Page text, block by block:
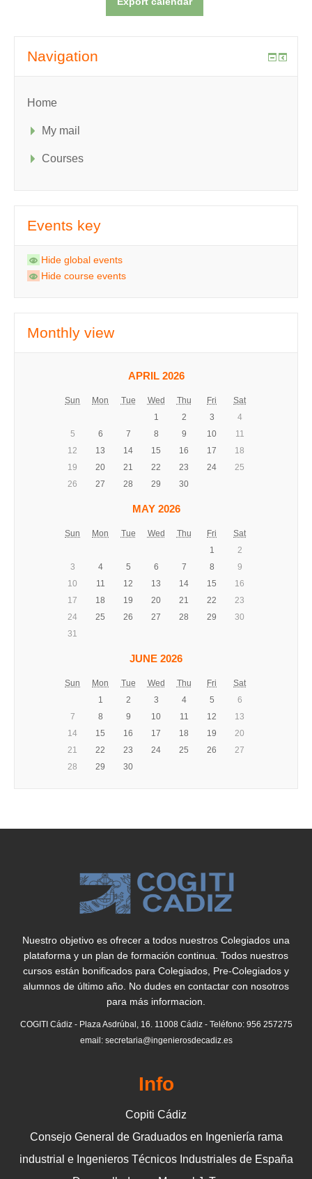
Navigation
Home
My mail
Courses
Events key
Hide global events
Hide course events
Monthly view
APRIL 2026
Sun Mon Tue Wed Thu Fri
Sat
1
2 3
4
5
6 7 8 9 10
11
12
13 14 15 16 17
18
19
20 21 22 23 24
25
26
27 28 29 30
MAY 2026
Sun Mon Tue Wed Thu Fri
Sat
1
2
3
4 5 6 7 8
9
10
11 12 13 14 15
16
17
18 19 20 21 22
23
24
25 26 27 28 29
30
31
JUNE 2026
Sun Mon Tue Wed Thu Fri
Sat
1
2 3 4 5
6
7
8 9 10 11 12
13
14
15 16 17 18 19
20
21
22 23 24 25 26
27
28
29 30
Nuestro objetivo es ofrecer a todos nuestros Colegiados una
plataforma y un plan de formación continua. Todos nuestros
cursos están bonificados para Colegiados, Pre-Colegiados y
alumnos de último año. No dudes en contactar con nosotros
para más informacion.
COGITI Cádiz - Plaza Asdrúbal, 16. 11008 Cádiz - Teléfono: 956 257275
email: secretaria@ingenierosdecadiz.es
Info
Copiti Cádiz
Consejo General de Graduados en Ingeniería rama
industrial e Ingenieros Técnicos Industriales de España